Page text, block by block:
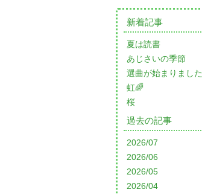
新着記事
夏は読書
あじさいの季節
選曲が始まりました
虹🌈
桜
過去の記事
2026/07
2026/06
2026/05
2026/04